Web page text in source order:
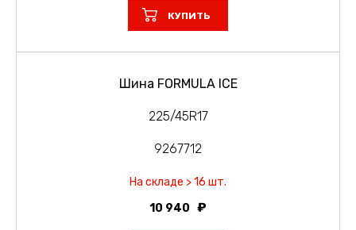
КУПИТЬ
Шина FORMULA ICE
225/45R17
9267712
На складе > 16 шт.
10 940